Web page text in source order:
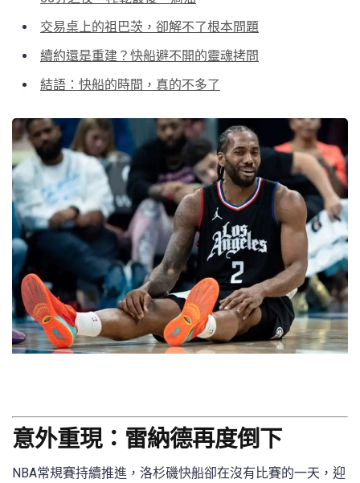
交易桌上的祖巴茨，卻解不了根本問題
續約還是重建？快船避不開的靈魂拷問
結語：快船的時間，真的不多了
意外重現：雷納德再度倒下
NBA常規賽持續推進，洛杉磯快船卻在沒有比賽的一天，迎